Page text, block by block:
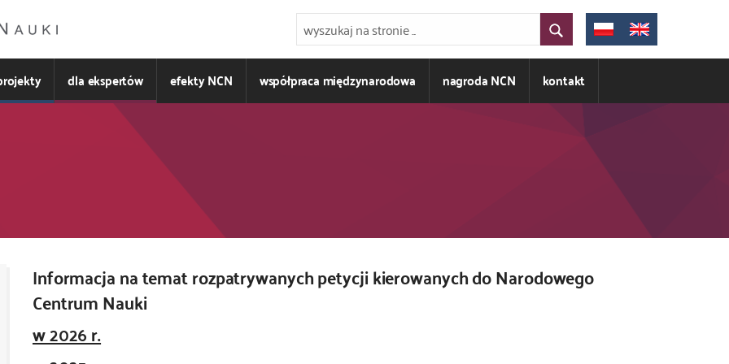
dla ekspertów efekty NCN współpraca międzynarodowa nagroda NCN kontakt
Kod
CSS
i
JS
Informacja na temat rozpatrywanych petycji kierowanych do Narodowego
Centrum Nauki
w 2026 r.